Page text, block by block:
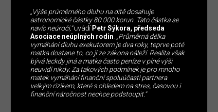
„Výše průměrného dluhu na dítě dosahuje
astronomické částky 80 000 korun. Tato částka se
navíc neúročí,“uvádí Petr Sýkora, předseda
Asociace neúplných rodin „Průměrná délka
vymáhání dluhu exekutorem je dva roky, teprve poté
matka dostane to, co jí ze zákona náleží. Realita však
bývá leckdy jiná a matka často peníze v plné výši
neuvidí nikdy. Za takových podmínek je pro mnoho
matek vymáhání finanční spoluúčasti partnera
velkým rizikem, které s ohledem na stres, časovou i
finanční náročnost nechce podstoupit.“